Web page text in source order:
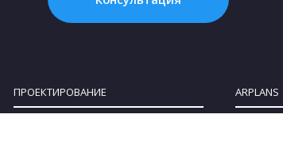
ПРОЕКТИРОВАНИЕ ARPLANS